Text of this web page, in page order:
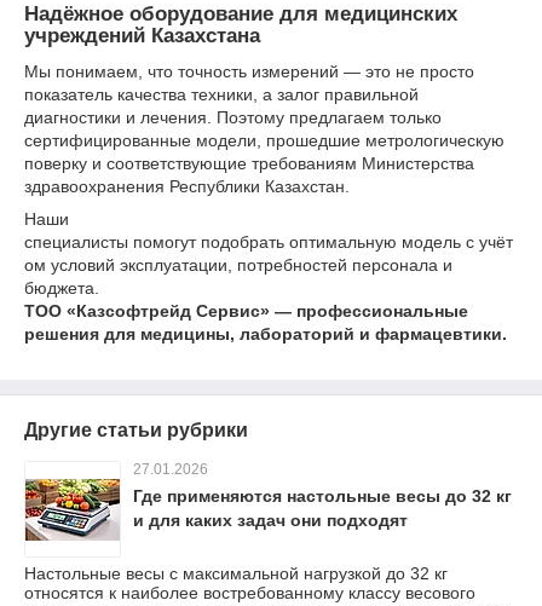
Надёжное оборудование для медицинских
учреждений Казахстана
Мы понимаем, что точность измерений — это не просто
показатель качества техники, а залог правильной
диагностики и лечения. Поэтому предлагаем только
сертифицированные модели, прошедшие метрологическую
поверку и соответствующие требованиям Министерства
здравоохранения Республики Казахстан.
Наши
специалисты помогут подобрать оптимальную модель с учёт
ом условий эксплуатации, потребностей персонала и
бюджета.
ТОО «Казсофтрейд Сервис» — профессиональные
решения для медицины, лабораторий и фармацевтики.
Другие статьи рубрики
27.01.2026
Где применяются настольные весы до 32 кг
и для каких задач они подходят
Настольные весы с максимальной нагрузкой до 32 кг
относятся к наиболее востребованному классу весового